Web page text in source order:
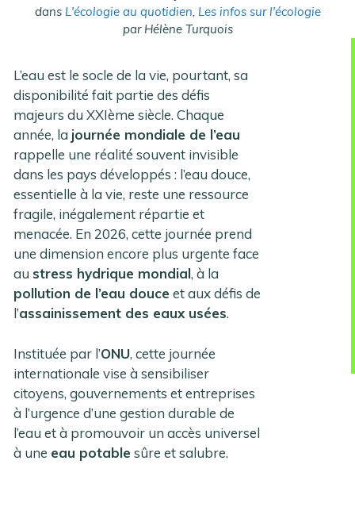
dans L'écologie au quotidien Les infos sur l'écologie
par Hélène Turquois
L’eau est le socle de la vie, pourtant, sa
disponibilité fait partie des défis
majeurs du XXIème siècle. Chaque
année, la journée mondiale de l’eau
rappelle une réalité souvent invisible
dans les pays développés : l’eau douce,
essentielle à la vie, reste une ressource
fragile, inégalement répartie et
menacée. En 2026, cette journée prend
une dimension encore plus urgente face
austress hydrique mondial, à la
pollution de l’eau douce et aux défis de
l’assainissement des eaux usées.
Instituée par l’ONU, cette journée
internationale vise à sensibiliser
citoyens, gouvernements et entreprises
à l’urgence d’une gestion durable de
l’eau et à promouvoir un accès universel
à une eau potable sûre et salubre.